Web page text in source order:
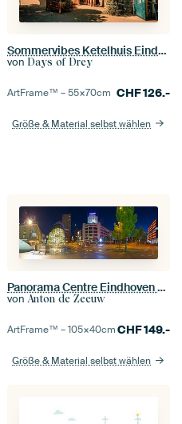
Sommervibes Ketelhuis Eindhoven
von Days of Drey
ArtFrame™ –55×70cm CHF126.-
Größe & Material selbst wählen
Panorama Centre Eindhoven bei Nacht
von Anton de Zeeuw
ArtFrame™ –105×40cmCHF149.-
Größe & Material selbst wählen